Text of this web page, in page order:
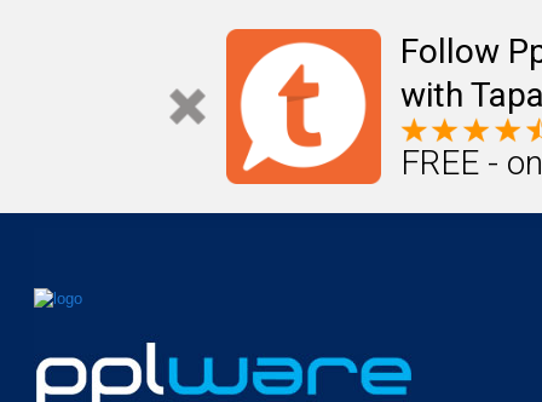
Follow
with
FREE -